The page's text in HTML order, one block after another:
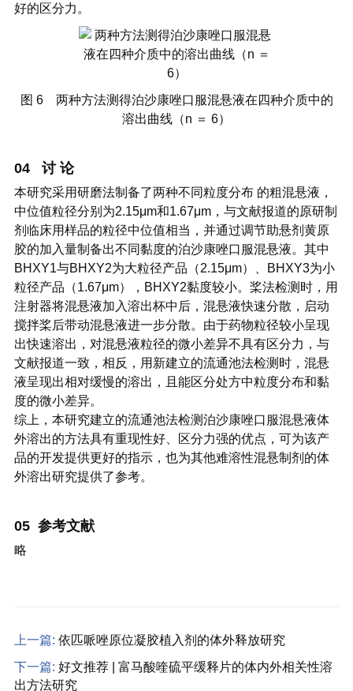
好的区分力。
图 6 两种方法测得泊沙康唑口服混悬液在四种介质中的
溶出曲线（n ＝ 6）
04 讨 论
本研究采用研磨法制备了两种不同粒度分布 的粗混悬液，
中位值粒径分别为2.15μm和1.67μm，与文献报道的原研制
剂临床用样品的粒径中位值相当，并通过调节助悬剂黄原
胶的加入量制备出不同黏度的泊沙康唑口服混悬液。其中
BHXY1与BHXY2为大粒径产品（2.15μm）、BHXY3为小
粒径产品（1.67μm），BHXY2黏度较小。桨法检测时，用
注射器将混悬液加入溶出杯中后，混悬液快速分散，启动
搅拌桨后带动混悬液进一步分散。由于药物粒径较小呈现
出快速溶出，对混悬液粒径的微小差异不具有区分力，与
文献报道一致，相反，用新建立的流通池法检测时，混悬
液呈现出相对缓慢的溶出，且能区分处方中粒度分布和黏
度的微小差异。
综上，本研究建立的流通池法检测泊沙康唑口服混悬液体
外溶出的方法具有重现性好、区分力强的优点，可为该产
品的开发提供更好的指示，也为其他难溶性混悬制剂的体
外溶出研究提供了参考。
05 参考文献
略
上一篇: 依匹哌唑原位凝胶植入剂的体外释放研究
下一篇: 好文推荐 | 富马酸喹硫平缓释片的体内外相关性溶
出方法研究